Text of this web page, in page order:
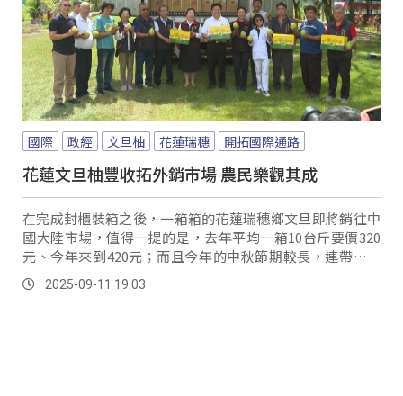
國際 政經 文旦柚 花蓮瑞穗 開拓國際通路
花蓮文旦柚豐收拓外銷市場 農民樂觀其成
在完成封櫃裝箱之後，一箱箱的花蓮瑞穗鄉文旦即將銷往中
國大陸市場，值得一提的是，去年平均一箱10台斤要價320
元、今年來到420元；而且今年的中秋節期較長，連帶拉長
銷售期不像去年緊湊，因此目前產區的的銷售情形非常熱
絡，而這次的封櫃出口也讓原有的國際銷路增加一個新的通
2025-09-11 19:03